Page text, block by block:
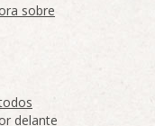
sobre
delante